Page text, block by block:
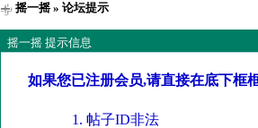
摇一摇» 论坛提示
摇一摇 提示信息
如果您已注册会员,请直接在底下框
帖子ID非法